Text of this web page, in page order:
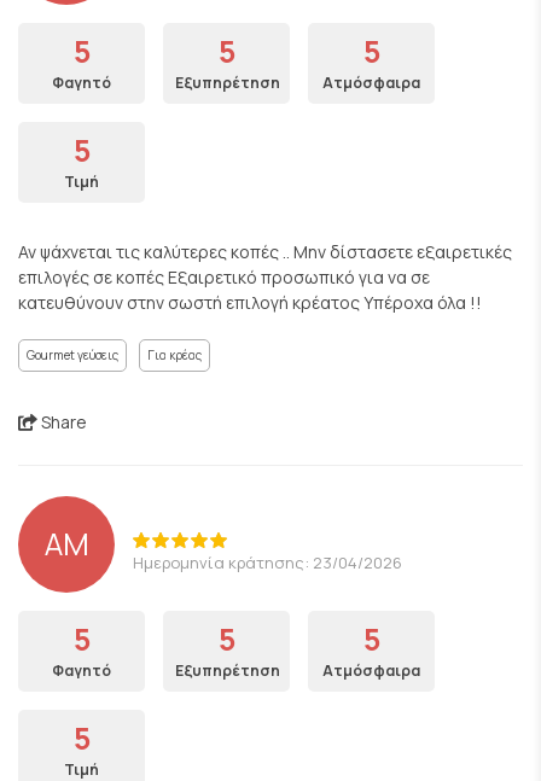
5
Φαγητό
5
Εξυπηρέτηση
5
Ατμόσφαιρα
5
Τιμή
Αν ψάχνεται τις καλύτερες κοπές .. Μην δίστασετε εξαιρετικές
επιλογές σε κοπές Εξαιρετικό προσωπικό για να σε
κατευθύνουν στην σωστή επιλογή κρέατος Υπέροχα όλα !!
Gourmet γεύσεις Για κρέας
Share
AM Ημερομηνία κράτησης: 23/04/2026
5
Φαγητό
5
Εξυπηρέτηση
5
Ατμόσφαιρα
5
Τιμή